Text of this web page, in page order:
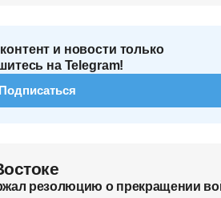
и новости только
на Telegram!
Подписаться
резолюцию о прекращении